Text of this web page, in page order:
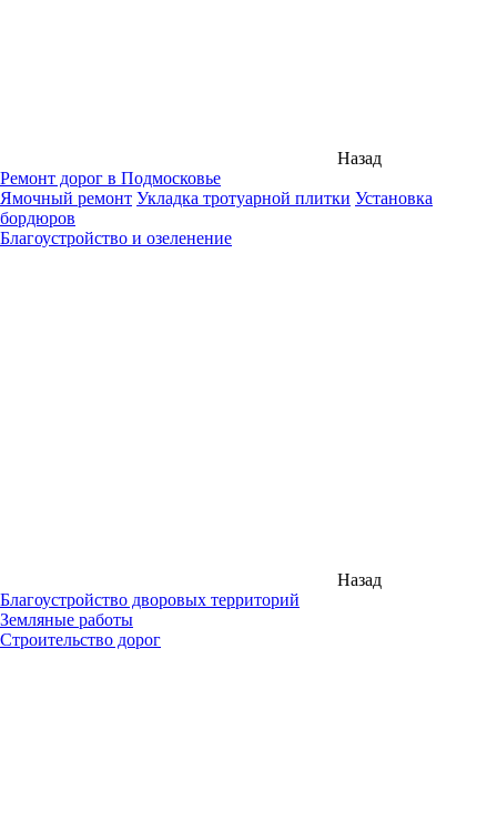
Назад
Ремонт дорог в Подмосковье
Ямочный ремонт Укладка тротуарной плитки Установка
бордюров
Благоустройство и озеленение
Назад
Благоустройство дворовых территорий
Земляные работы
Строительство дорог